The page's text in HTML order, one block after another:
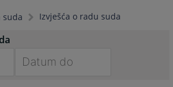
suda Izvješća o radu suda